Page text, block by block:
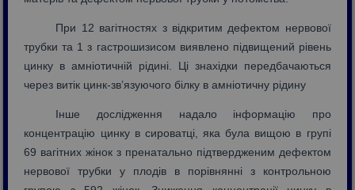
При 12 вагітностях з відкритим дефектом нервової
трубки та 1 з гастрошизисом виявлено підвищений рівень
цинку в амніотичній рідині. Ці знахідки передбачаються
через витік цинк-зв’язуючого білку в амніотичну рідину
Інше дослідження надало інформацію про
концентрацію цинку в сироватці, яка була вищою в групі
69 вагітних жінок з пренатально підтвердженим дефектом
нервової трубки у плодів в порівнянні з контрольною